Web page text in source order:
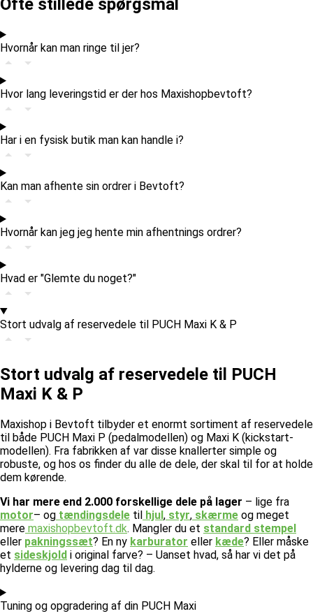
Ofte stillede spørgsmål
Hvornår kan man ringe til jer?
Hvor lang leveringstid er der hos Maxishopbevtoft?
Har i en fysisk butik man kan handle i?
Kan man afhente sin ordrer i Bevtoft?
Hvornår kan jeg jeg hente min afhentnings ordrer?
Hvad er "Glemte du noget?"
Stort udvalg af reservedele til PUCH Maxi K & P
Stort udvalg af reservedele til PUCH
Maxi K & P
Maxishop i Bevtoft tilbyder et enormt sortiment af reservedele
til både PUCH Maxi P (pedalmodellen) og Maxi K (kickstart-
modellen). Fra fabrikken af var disse knallerter simple og
robuste, og hos os finder du alle de dele, der skal til for at holde
dem kørende.
Vi har mere end 2.000 forskellige dele på lager – lige fra
motor– og tændingsdele til hjul, styr, skærme og meget
mere maxishopbevtoft.dk. Mangler du et standard stempel
eller pakningssæt? En ny karburator eller kæde? Eller måske
et sideskjold i original farve? – Uanset hvad, så har vi det på
hylderne og levering dag til dag.
Tuning og opgradering af din PUCH Maxi